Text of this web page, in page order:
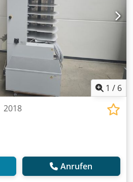
1 / 6
2018
Anrufen